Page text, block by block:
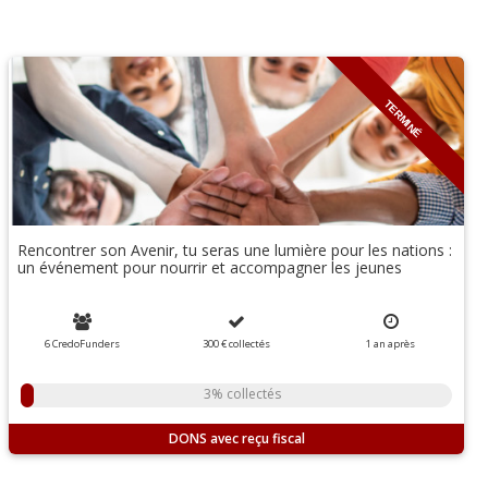
TERMINÉ
Rencontrer son Avenir, tu seras une lumière pour les nations :
un événement pour nourrir et accompagner les jeunes
6 CredoFunders 300 €collectés 1 an après
3% collectés
DONS